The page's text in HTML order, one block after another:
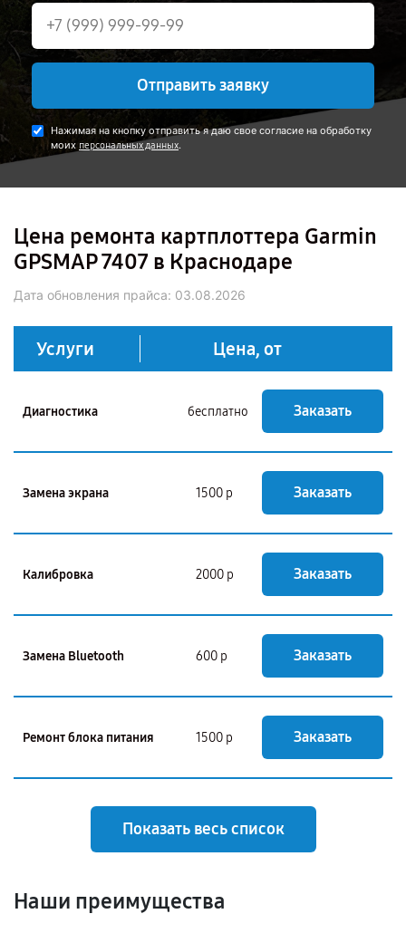
Отправить заявку
Нажимая на кнопку отправить я даю свое согласие на обработку
моих персональных данных.
Цена ремонта картплоттера Garmin
GPSMAP 7407 в Краснодаре
Дата обновления прайса: 03.08.2026
Услуги Цена, от
Диагностика бесплатно Заказать
Замена экрана 1500 р Заказать
Калибровка 2000 р Заказать
Замена Bluetooth 600 р Заказать
Ремонт блока питания 1500 р Заказать
Показать весь список
Наши преимущества